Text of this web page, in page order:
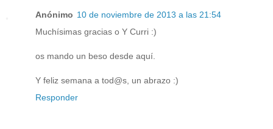
Anónimo 10 de noviembre de 2013 a las 21:54
Muchísimas gracias o Y Curri :)
os mando un beso desde aquí.
Y feliz semana a tod@s, un abrazo :)
Responder